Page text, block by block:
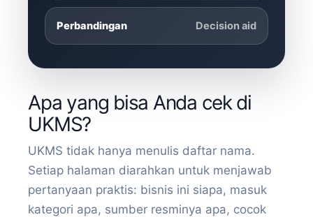
Perbandingan Decision aid
Apa yang bisa Anda cek di
UKMS?
UKMS tidak hanya menulis daftar nama.
Setiap halaman diarahkan untuk menjawab
pertanyaan praktis: bisnis ini siapa, masuk
kategori apa, sumber resminya apa, cocok